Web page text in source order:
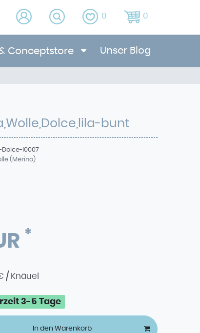
0 0
Conceptstore Unser Blog
bunt
Dolce-l0007
(Merino)
*
/ Knäuel
3-5 Tage
In den Warenkorb